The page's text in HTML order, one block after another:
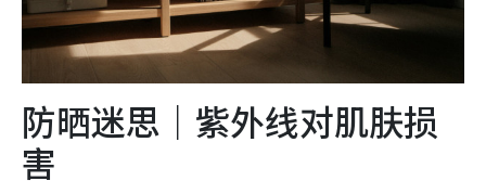
防晒迷思｜紫外线对肌肤损
害